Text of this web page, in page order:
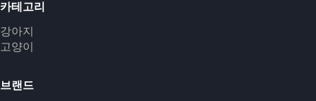
카테고리
강아지
고양이
브랜드